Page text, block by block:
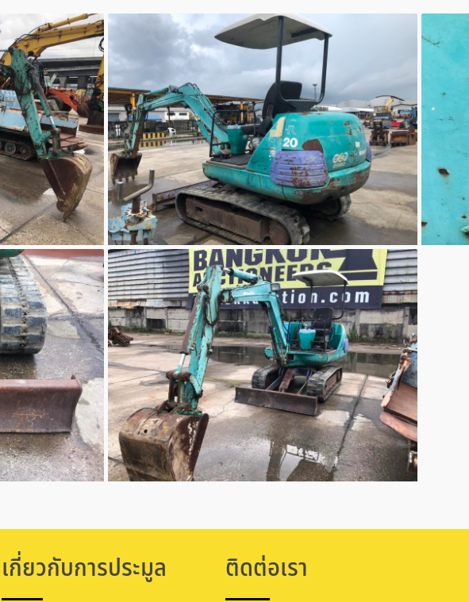
เกี่ยวกับการประมูล ติดต่อเรา